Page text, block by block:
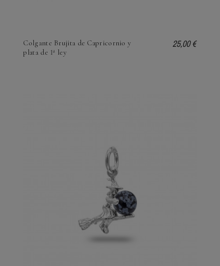
Colgante Brujita de Capricornio y
plata de 1ª ley
25,00 €